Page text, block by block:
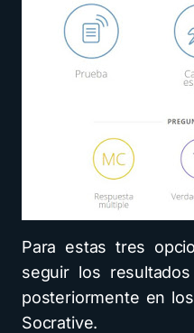
Para estas tres
seguir los
posteriormente en los
Socrative.